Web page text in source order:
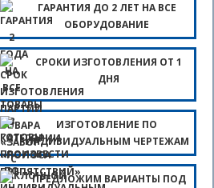
ГАРАНТИЯ ДО 2 ЛЕТ НА ВСЕ
ОБОРУДОВАНИЕ
СРОКИ ИЗГОТОВЛЕНИЯ ОТ 1
ДНЯ
ИЗГОТОВЛЕНИЕ ПО
ИНДИВИДУАЛЬНЫМ ЧЕРТЕЖАМ
ПРЕДЛОЖИМ ВАРИАНТЫ ПОД